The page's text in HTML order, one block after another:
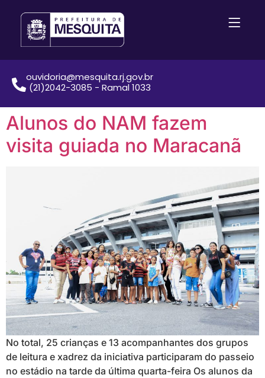
ouvidoria@mesquita.rj.gov.br
(21)2042-3085 - Ramal 1033
Alunos do NAM fazem
visita guiada no Maracanã
No total, 25 crianças e 13 acompanhantes dos grupos
de leitura e xadrez da iniciativa participaram do passeio
no estádio na tarde da última quarta-feira Os alunos da